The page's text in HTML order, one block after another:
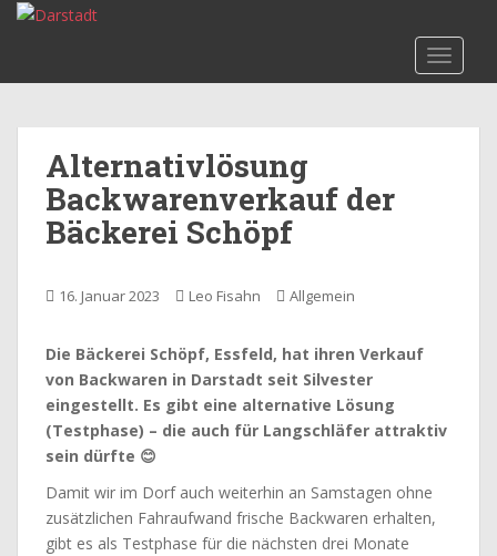
p
Alternativlösung
Backwarenverkauf der
Bäckerei Schöpf
16. Januar 2023 Leo Fisahn Allgemein
Die Bäckerei Schöpf, Essfeld, hat ihren Verkauf
von Backwaren in Darstadt seit Silvester
eingestellt. Es gibt eine alternative Lösung
(Testphase) – die auch für Langschläfer attraktiv
sein dürfte 😊
Damit wir im Dorf auch weiterhin an Samstagen ohne
zusätzlichen Fahraufwand frische Backwaren erhalten,
gibt es als Testphase für die nächsten drei Monate